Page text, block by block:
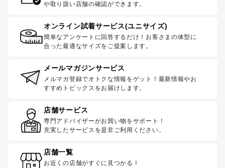
や取り扱い店舗の確認ができます。
オンライン試着サービス(ユニサイズ)
簡単なアンケートに回答するだけ！お客さまの体型に
合った最適なサイズをご提案します。
メールマガジンサービス
メルマガ登録でオトクな情報をゲット！最新情報やお
すすめトピックスをお届けします。
店舗サービス
専門アドバイザーがお買い物をサポート！
充実したサービスを是非ご利用ください。
店舗一覧
お近くの店舗がすぐに見つかる！